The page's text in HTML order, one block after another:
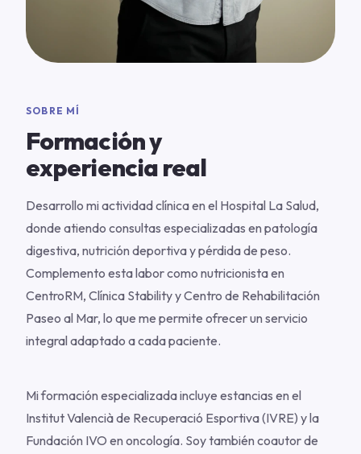
SOBRE MÍ
Formación y
experiencia real
Desarrollo mi actividad clínica en el Hospital La Salud,
donde atiendo consultas especializadas en patología
digestiva, nutrición deportiva y pérdida de peso.
Complemento esta labor como nutricionista en
CentroRM, Clínica Stability y Centro de Rehabilitación
Paseo al Mar, lo que me permite ofrecer un servicio
integral adaptado a cada paciente.
Mi formación especializada incluye estancias en el
Institut Valencià de Recuperació Esportiva (IVRE) y la
Fundación IVO en oncología. Soy también coautor de